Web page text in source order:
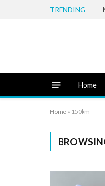
TRENDING
Home
Home » 150km